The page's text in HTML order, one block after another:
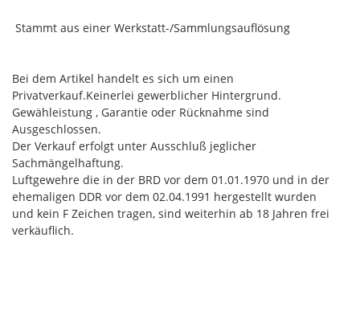
Stammt aus einer Werkstatt-/Sammlungsauflösung
Bei dem Artikel handelt es sich um einen
Privatverkauf.Keinerlei gewerblicher Hintergrund.
Gewähleistung , Garantie oder Rücknahme sind
Ausgeschlossen.
Der Verkauf erfolgt unter Ausschluß jeglicher
Sachmängelhaftung.
Luftgewehre die in der BRD vor dem 01.01.1970 und in der
ehemaligen DDR vor dem 02.04.1991 hergestellt wurden
und kein F Zeichen tragen, sind weiterhin ab 18 Jahren frei
verkäuflich.